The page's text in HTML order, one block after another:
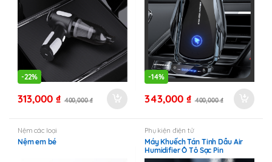
-22%
313,000 ₫ 400,000₫
-14%
343,000 ₫ 400,000₫
Nệm các loại
Nệm em bé
Phụ kiện điện tử
Máy Khuếch Tán Tinh Dầu Air
Humidifier Ô Tô Sạc Pin